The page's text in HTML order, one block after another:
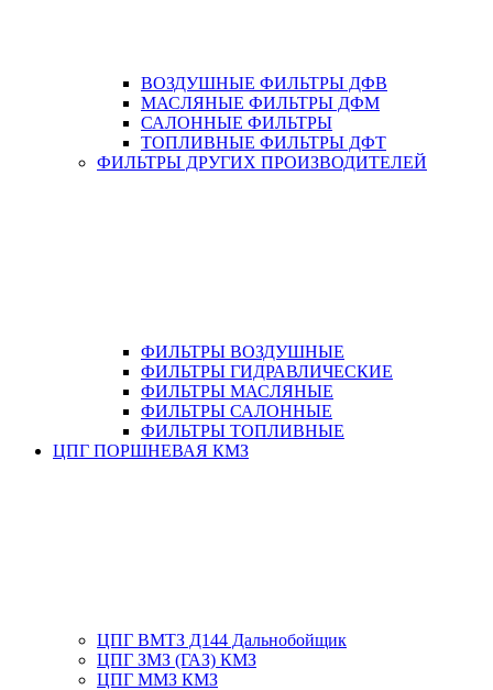
ВОЗДУШНЫЕ ФИЛЬТРЫ ДФВ
МАСЛЯНЫЕ ФИЛЬТРЫ ДФМ
САЛОННЫЕ ФИЛЬТРЫ
ТОПЛИВНЫЕ ФИЛЬТРЫ ДФТ
ФИЛЬТРЫ ДРУГИХ ПРОИЗВОДИТЕЛЕЙ
ФИЛЬТРЫ ВОЗДУШНЫЕ
ФИЛЬТРЫ ГИДРАВЛИЧЕСКИЕ
ФИЛЬТРЫ МАСЛЯНЫЕ
ФИЛЬТРЫ САЛОННЫЕ
ФИЛЬТРЫ ТОПЛИВНЫЕ
ЦПГ ПОРШНЕВАЯ КМЗ
ЦПГ ВМТЗ Д144 Дальнобойщик
ЦПГ ЗМЗ (ГАЗ) КМЗ
ЦПГ ММЗ КМЗ